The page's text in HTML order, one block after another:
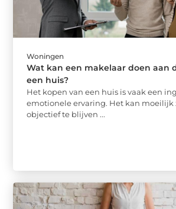
Woningen
Wat kan een makelaar doen aan
een huis?
Het kopen van een huis is vaak een
emotionele ervaring. Het kan moeilijk
objectief te blijven ...